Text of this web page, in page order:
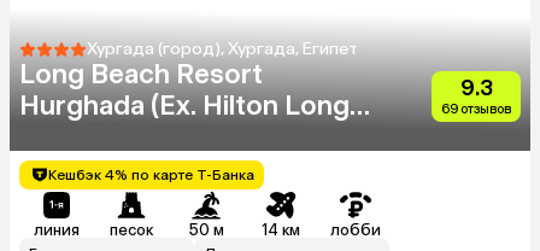
Хургада (город), Хургада, Египет
Long Beach Resort
Hurghada (Ex. Hilton Long
9.3
69 отзывов
Кешбэк 4% по карте Т-Банка
линия песок 50 м 14 км лобби